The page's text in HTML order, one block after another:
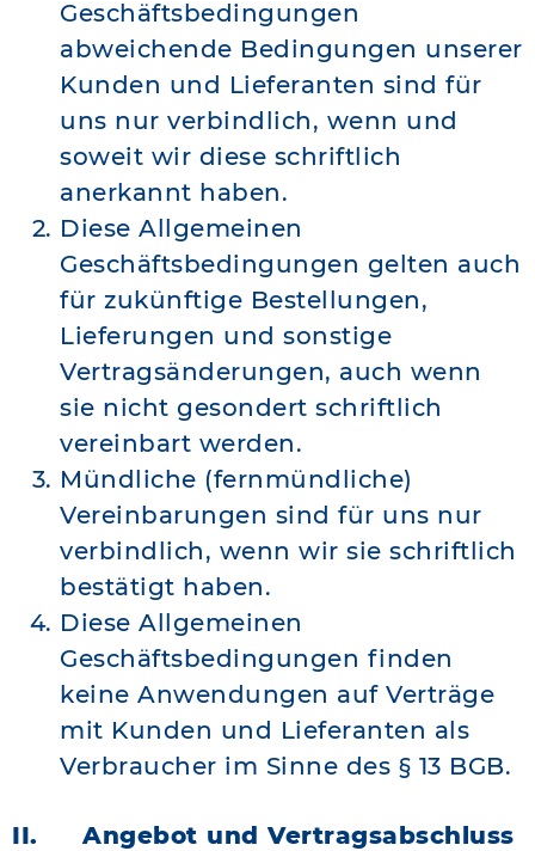
Geschäftsbedingungen
abweichende Bedingungen unserer
Kunden und Lieferanten sind für
uns nur verbindlich, wenn und
soweit wir diese schriftlich
anerkannt haben.
Diese Allgemeinen
Geschäftsbedingungen gelten auch
für zukünftige Bestellungen,
Lieferungen und sonstige
Vertragsänderungen, auch wenn
sie nicht gesondert schriftlich
vereinbart werden.
Mündliche (fernmündliche)
Vereinbarungen sind für uns nur
verbindlich, wenn wir sie schriftlich
bestätigt haben.
Diese Allgemeinen
Geschäftsbedingungen finden
keine Anwendungen auf Verträge
mit Kunden und Lieferanten als
Verbraucher im Sinne des § 13 BGB.
II. Angebot und Vertragsabschluss